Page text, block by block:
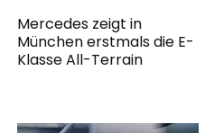
Mercedes zeigt in
München erstmals die E-
Klasse All-Terrain